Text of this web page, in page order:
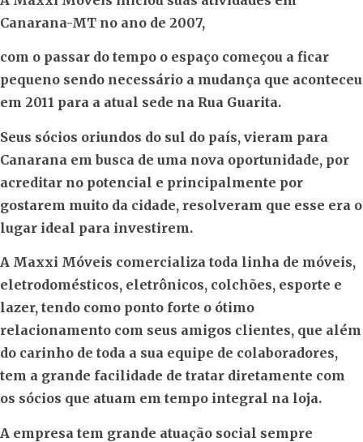
Canarana-MT no ano de 2007,
com o passar do tempo o espaço começou a ficar
pequeno sendo necessário a mudança que aconteceu
em 2011 para a atual sede na Rua Guarita.
Seus sócios oriundos do sul do país, vieram para
Canarana em busca de uma nova oportunidade, por
acreditar no potencial e principalmente por
gostarem muito da cidade, resolveram que esse era o
lugar ideal para investirem.
A Maxxi Móveis comercializa toda linha de móveis,
eletrodomésticos, eletrônicos, colchões, esporte e
lazer, tendo como ponto forte o ótimo
relacionamento com seus amigos clientes, que além
do carinho de toda a sua equipe de colaboradores,
tem a grande facilidade de tratar diretamente com
os sócios que atuam em tempo integral na loja.
A empresa tem grande atuação social sempre